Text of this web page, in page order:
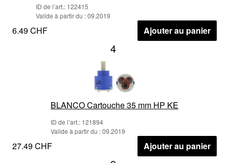
ID de l’art.: 122415
Valide à partir du : 09.2019
6.49 CHF Ajouter au panier
4
BLANCO Cartouche 35 mm HP KE
ID de l’art.: 121894
Valide à partir du : 09.2019
27.49 CHF Ajouter au panier